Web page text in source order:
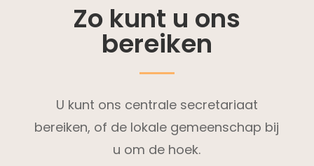
Zo kunt u ons
bereiken
U kunt ons centrale secretariaat
bereiken, of de lokale gemeenschap bij
u om de hoek.